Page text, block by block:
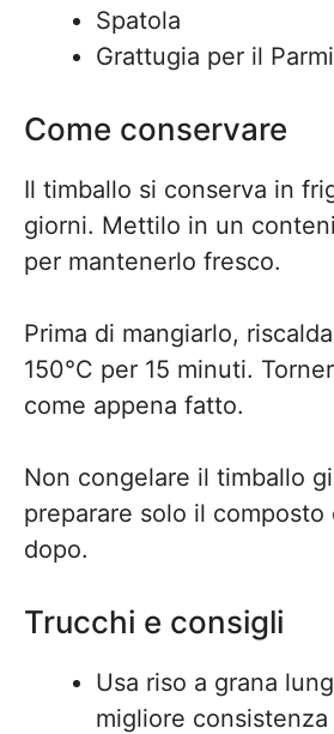
Spatola
Grattugia per il
Come conservare
Il timballo si conserva in
giorni. Mettilo in un
per mantenerlo fresco.
Prima di mangiarlo,
150°C per 15 minuti.
come appena fatto.
Non congelare il timballo
preparare solo il composto
dopo.
Trucchi e consigli
Usa riso a grana
migliore consistenza